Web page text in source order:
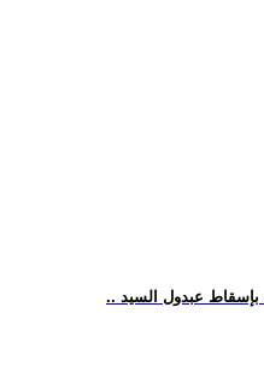
بإسقاط عبدول السيد